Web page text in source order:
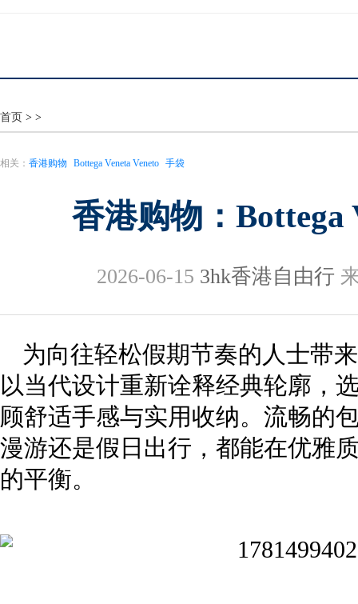
首页 > >
相关： 香港购物 Bottega Veneta Veneto 手袋
香港购物：Bottega
2026-06-15 3hk香港自由行
为向往轻松假期节奏的人士带
以当代设计重新诠释经典轮廓，
顾舒适手感与实用收纳。流畅的
漫游还是假日出行，都能在优雅
的平衡。